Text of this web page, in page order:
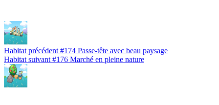
Habitat précédent #174 Passe-tête avec beau paysage
Habitat suivant #176 Marché en pleine nature